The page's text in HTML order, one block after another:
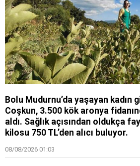
Bolu Mudurnu’da yaşayan kadın
Coşkun, 3.500 kök aronya
aldı. Sağlık açısından oldukça
kilosu 750 TL’den alıcı buluyor.
08/08/2026 01:03